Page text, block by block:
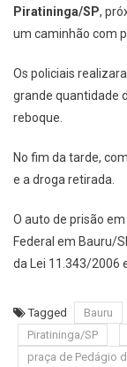
Piratininga/SP,
um caminhão com
Os policiais
grande quantidade
reboque.
No fim da tarde,
e a droga retirada.
O auto de prisão
Federal em Bauru/
da Lei 11.343/2006
Tagged Bauru
Piratininga/SP
praça de Pedágio